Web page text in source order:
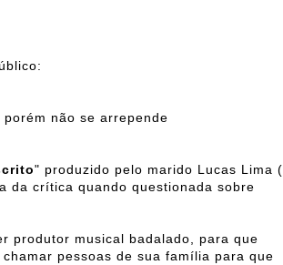
porém não se arrepende
" produzido pelo marido Lucas Lima
da crítica quando questionada sobre
produtor musical badalado, para que
pessoas de sua família para que